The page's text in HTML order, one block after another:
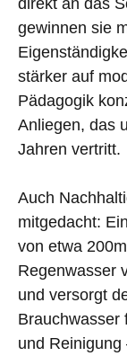
direkt an das
gewinnen sie
stärker auf
Pädagogik
Anliegen, das
Jahren vertritt.
Auch
mitgedacht:
von etwa
Regenwasser
und versorgt
Brauchwasser
und